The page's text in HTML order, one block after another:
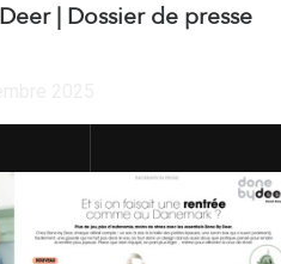
| Dossier de presse